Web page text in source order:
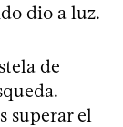
dio a luz.
de
superar el